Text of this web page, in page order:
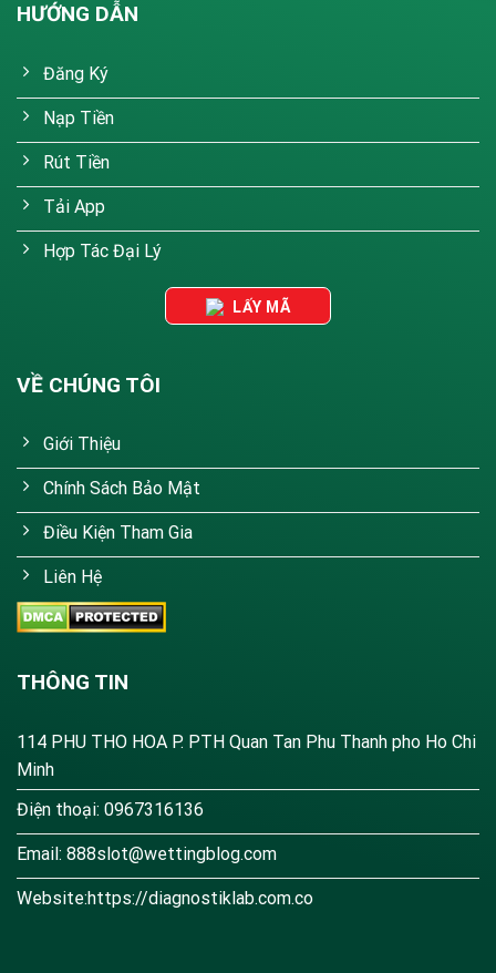
HƯỚNG DẪN
Đăng Ký
Nạp Tiền
Rút Tiền
Tải App
Hợp Tác Đại Lý
LẤY MÃ
VỀ CHÚNG TÔI
Giới Thiệu
Chính Sách Bảo Mật
Điều Kiện Tham Gia
Liên Hệ
THÔNG TIN
114 PHU THO HOA P. PTH Quan Tan Phu Thanh pho Ho Chi
Minh
Điện thoại: 0967316136
Email: 888slot@wettingblog.com
Website:https://diagnostiklab.com.co